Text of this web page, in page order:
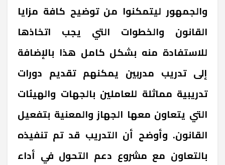
والجمهور ليتمكنوا من توضيح كافة مزايا
القانون والخطوات التي يجب اتخاذها
للاستفادة منه بشكل كامل هذا بالإضافة
إلى تدريب مدربين يمكنهم تقديم دورات
تدريبية مماثلة للعاملين بالجهات والهيئات
التي يتعاون معها الجهاز والمعنية بتفعيل
القانون. وأوضح أن التدريب قد تم تنفيذه
بالتعاون مع مشروع دعم التحول في أداء